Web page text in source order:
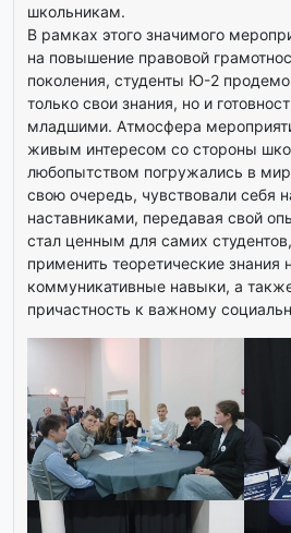
школьникам.
В рамках этого значимого
на повышение правовой
поколения, студенты Ю-2
только свои знания, но и
младшими. Атмосфера
живым интересом со стороны
любопытством погружались в
свою очередь, чувствовали себя
наставниками, передавая свой
стал ценным для самих
применить теоретические знания
коммуникативные навыки, а
причастность к важному